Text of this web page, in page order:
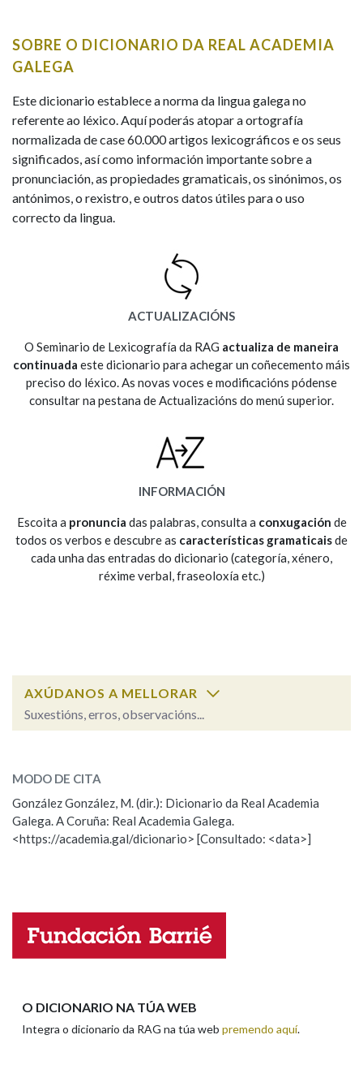
CASA-MUSEO EMILIA PARDO
HISTORIA
PRIMAVERA DAS LETRAS
PORTAL DAS PALABRAS
Comeza por
Remata por
Contén
Nos exemplos
Na fraseoloxía
Marcas gramaticais
SOBRE O DICIONARIO DA REAL ACADEMIA
GALEGA
Este dicionario establece a norma da lingua galega no
referente ao léxico. Aquí poderás atopar a ortografía
normalizada de case 60.000 artigos lexicográficos e os seus
significados, así como información importante sobre a
pronunciación, as propiedades gramaticais, os sinónimos, os
antónimos, o rexistro, e outros datos útiles para o uso
correcto da lingua.
ACTUALIZACIÓNS
O Seminario de Lexicografía da RAG actualiza de maneira
continuada este dicionario para achegar un coñecemento máis
preciso do léxico. As novas voces e modificacións pódense
consultar na pestana de Actualizacións do menú superior.
INFORMACIÓN
Escoita a pronuncia das palabras, consulta a conxugación de
todos os verbos e descubre as características gramaticaisde
cada unha das entradas do dicionario (categoría, xénero,
réxime verbal, fraseoloxía etc.)
AXÚDANOS A MELLORAR
Suxestións, erros, observacións...
Observación
Nome
Comentario
MODO DE CITA
González González, M. (dir.): Dicionario da Real Academia
Galega. A Coruña: Real Academia Galega.
<https://academia.gal/dicionario> [Consultado: <data>]
O DICIONARIO NA TÚA WEB
Integra o dicionario da RAG na túa web premendo aquí.